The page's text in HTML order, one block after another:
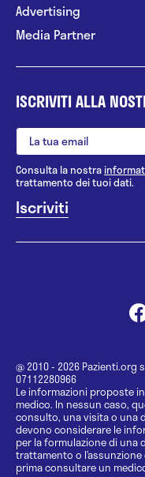
Advertising
Media Partner
ISCRIVITI ALLA
Consulta la nostra
trattamento dei tuoi dati.
@ 2010 - 2026 Pazienti.org
07112280966
Le informazioni proposte
medico. In nessun caso,
consulto, una visita o una
devono considerare le
per la formulazione di una
trattamento o
prima consultare un